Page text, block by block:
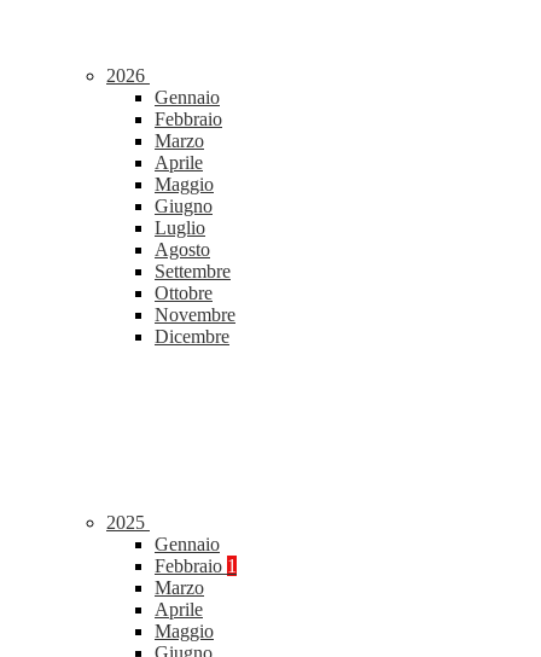
2026
Gennaio
Febbraio
Marzo
Aprile
Maggio
Giugno
Luglio
Agosto
Settembre
Ottobre
Novembre
Dicembre
2025
Gennaio
Febbraio 1
Marzo
Aprile
Maggio